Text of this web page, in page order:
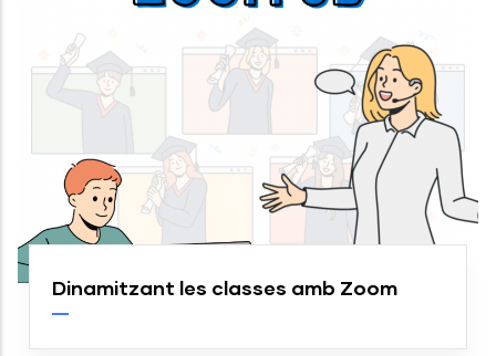
Dinamitzant les classes amb Zoom